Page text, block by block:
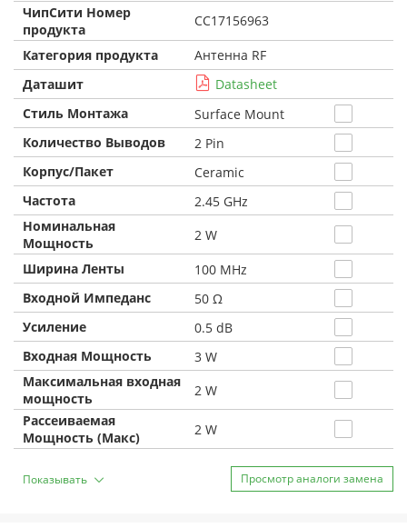
ЧипСити Номер
продукта
CC17156963
Категория продукта
Антенна RF
Даташит
Datasheet
Стиль Монтажа
Surface Mount
Количество Выводов
2 Pin
Корпус/Пакет
Ceramic
Частота
2.45 GHz
Номинальная
Мощность
2 W
Ширина Ленты
100 MHz
Входной Импеданс
50 Ω
Усиление
0.5 dB
Входная Мощность
3 W
Максимальная входная
мощность
2 W
Рассеиваемая
Мощность (Макс)
2 W
Показывать Просмотр аналоги замена